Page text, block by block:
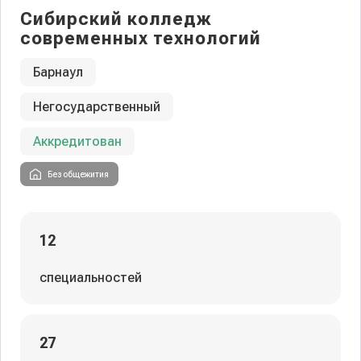
Сибирский колледж
современных технологий
Барнаул
Негосударственный
Аккредитован
Без общежития
12
специальностей
27